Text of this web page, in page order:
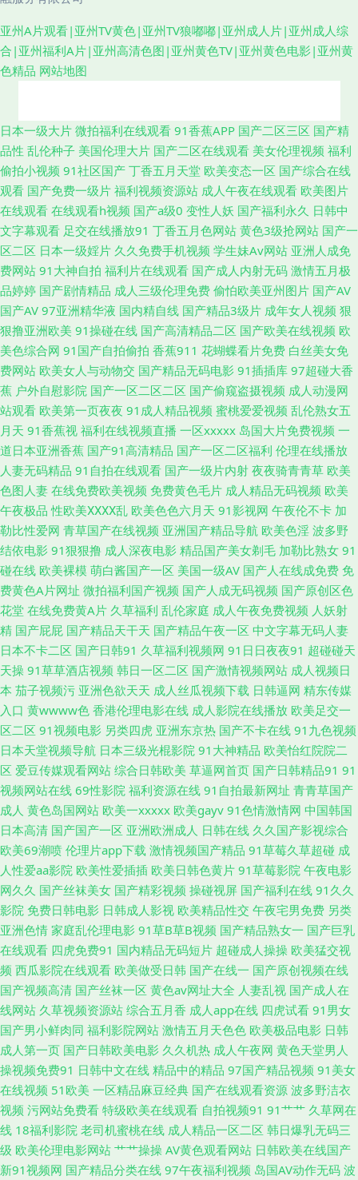
亚州A片观看|亚州TV黄色|亚州TV狼嘟嘟|亚州成人片|亚州成人综
合|亚州福利A片|亚州高清色图|亚州黄色TV|亚州黄色电影|亚州黄
色精品 网站地图
国产天天无日日干 午夜福利96 狠狠干狠撸 国产一二av 超碰人妻av 白虎91
97国产精品 91内射在线 91色人妻 日韩成人一本道 91N视频免费看 国产51
精品 日本日屄 91AV欧美 亚洲色图欧美 超碰久久综合 91c网站 wwwcom色
色 国产系列中文 美女红杏网站 51国产视频自拍 成人黄色电影院 日本黄123
区 亚洲黄色小说网址 国产91在线观 麻豆精久久 婷婷色在线 午夜成人久草视
频 中文字幕日本有码 91人妻国产丝袜 操逼123首页 超碰九一 海角社区亚瑟
精品视频资源 欧美经品h片 欧美国产激情 www91自拍 黄色免费链接 欧美在
线性生活 三级片直播网站 婷婷精品一区二区 亚洲免费成人片 91TS在线 99
福利精品密臀 bt成人 肏屄五区 后入综合网 精品二四区 欧美黄色网址 人人操
骚 色综欧美 香蕉短视频污 伊人AV电影 综合另类精品av 91线上 99视频一区
A片大香蕉 超碰在线人网播放 国产99页 后入jk美女 老湿影院V48 欧美日逼视
频 瑟瑟视屏 天天干视频网 91豆花免费看片 91蜜桃动漫78 av三级网 国产91
视频网站 国产喷水 老司机av影视 欧洲爽爽网 亚州高清色图 91豆花制片厂
97好屌色 超碰夜夜 黄色ws视频 免费网址91 人妻福利老司机 婷婷激情综合
网 91涩涩蜜桃 大香蕉肏 韩国操B视频 青草久久婷 天堂色导航 超碰在线精品
狼人综合插 午夜激情社区 日本有码第9页 麻豆传媒xxx 韩日色情 91色主站
国产黑丝足交在线 男人女人做爱网站 日韩综合色网 亚洲天堂A片 91黑丝在
线 成人无码免费 国产成人天天操 先锋成人Av 肏屄视频福利社 国产美女自拍
视频 欧美第18页 午夜剧场A 大香蕉888 久草视频在线毛片 欧美在线 美女青
娱乐91 激情东京热 久久精品人人妻 久草资源福利 美女超碰 激情深爱 黄色
香蕉视频 黄色五月天网址 国产情侣第一页 国产色图专区 岛国AV搬运工 久久
尹人综合网 久草资源在线视频 老湿影院福利在线 精品呦呦呦 久草资源福利
站 黄色伊人 韩国美女屄视频 国产在线网址 国产第9页在线 久草资源在线视
频 老湿机福利院 精品国产九九九 久草成人福利 欧洲美色sss 午夜资源网 在
线免费观看AV 综合另类 影音先锋丝袜制服 99福利在线视频 成人日韩免费
国产在线视屏91 国产精产国品一区 另类极品 韩国福利一区 欧美黑人大吊视
频 精品视频黄色91 日韩欧美中文 三级片青青草 日本男女网站 免费黄色影院
日本一级大片 微拍福利在线观看 91香蕉APP 国产二区三区 国产精
品性 乱伦种子 美国伦理大片 国产二区在线观看 美女伦理视频 福利
偷拍小视频 91社区国产 丁香五月天堂 欧美变态一区 国产综合在线
观看 国产免费一级片 福利视频资源站 成人午夜在线观看 欧美图片
在线观看 在线观看h视频 国产a级0 变性人妖 国产福利永久 日韩中
文字幕观看 足交在线播放91 丁香五月色网站 黄色3级抢网站 国产一
区二区 日本一级婬片 久久免费手机视频 学生妹Av网站 亚洲人成免
费网站 91大神自拍 福利片在线观看 国产成人内射无码 激情五月极
品婷婷 国产剧情精品 成人三级伦理免费 偷怕欧美亚州图片 国产AV
国产AV 97亚洲精华液 国内精自线 国产精品3级片 成年女人视频 狠
狠撸亚洲欧美 91操碰在线 国产高清精品二区 国产欧美在线视频 欧
美色综合网 91国产自拍偷拍 香蕉911 花蝴蝶看片免费 白丝美女免
费网站 欧美女人与动物交 国产精品无码电影 91插插库 97超碰大香
蕉 户外自慰影院 国产一区二区二区 国产偷窥盗摄视频 成人动漫网
站观看 欧美第一页夜夜 91成人精品视频 蜜桃爱爱视频 乱伦熟女五
月天 91香蕉视 福利在线视频直播 一区xxxxx 岛国大片免费视频 一
道日本亚洲香蕉 国产91高清精品 国产一区二区福利 伦理在线播放
人妻无码精品 91自拍在线观看 国产一级片内射 夜夜骑青青草 欧美
色图人妻 在线免费欧美视频 免费黄色毛片 成人精品无码视频 欧美
午夜极品 性欧美ⅩⅩⅩⅩ乱 欧美色色六月天 91影视网 午夜伦不卡 加
勒比性爱网 青草国产在线视频 亚洲国产精品导航 欧美色淫 波多野
结依电影 91狠狠撸 成人深夜电影 精品国产美女剃毛 加勒比熟女 91
碰在线 欧美裸模 萌白酱国产一区 美国一级AV 国产人在线成免费 免
费黄色A片网址 微拍福利国产视频 国产人成无码视频 国产原创区色
花堂 在线免费黄A片 久草福利 乱伦家庭 成人午夜免费视频 人妖射
精 国产屁屁 国产精品天干天 国产精品午夜一区 中文字幕无码人妻
日本不卡二区 国产日韩91 久草福利视频网 91日日夜夜91 超碰碰天
天操 91草草酒店视频 韩日一区二区 国产激情视频网站 成人视频日
本 茄子视频污 亚洲色欲天天 成人丝瓜视频下载 日韩逼网 精东传媒
入口 黄wwww色 香港伦理电影在线 成人影院在线播放 欧美足交一
区二区 91视频电影 另类四虎 亚洲东京热 国产不卡在线 91九色视频
日本天堂视频导航 日本三级光棍影院 91大神精品 欧美怡红院院二
区 爱豆传媒观看网站 综合日韩欧美 草逼网首页 国产日韩精品91 91
视频网站在线 69性影院 福利资源在线 91自拍最新网址 青青草国产
成人 黄色岛国网站 欧美一xxxxx 欧美gayv 91色情激情网 中国韩国
日本高清 国产国产一区 亚洲欧洲成人 日韩在线 久久国产影视综合
欧美69潮喷 伦理片app下载 激情视频国产精品 91草莓久草超碰 成
人性爱aa影院 欧美性爱插插 欧美日韩色黄片 91草莓影院 午夜电影
网久久 国产丝袜美女 国产精彩视频 操碰视屏 国产福利在线 91久久
影院 免费日韩电影 日韩成人影视 欧美精品性交 午夜宅男免费 另类
亚洲色情 家庭乱伦理电影 91草B草B视频 国产精品熟女一 国产巨乳
在线观看 四虎免费91 国内精品无码短片 超碰成人操操 欧美猛交视
频 西瓜影院在线观看 欧美做受日韩 国产在线一 国产原创视频在线
国产视频高清 国产丝袜一区 黄色av网址大全 人妻乱视 国产成人在
线网站 久草视频资源站 综合五月香 成人app在线 四虎试看 91男女
国产男小鲜肉同 福利影院网站 激情五月天色色 欧美极品电影 日韩
成人第一页 国产日韩欧美电影 久久机热 成人午夜网 黄色天堂男人
操视频免费91 日韩中文在线 精品中的精品 97国产精品视频 91美女
在线视频 51欧美 一区精品麻豆经典 国产在线观看资源 波多野洁衣
视频 污网站免费看 特级欧美在线观看 自拍视频91 91艹艹 久草网在
线 18福利影院 老司机蜜桃在线 成人精品一区二区 韩日爆乳无码三
级 欧美伦理电影网站 艹艹操操 AV黄色观看网站 日韩欧美在线国产
新91视频网 国产精品分类在线 97午夜福利视频 岛国AV动作无码 波